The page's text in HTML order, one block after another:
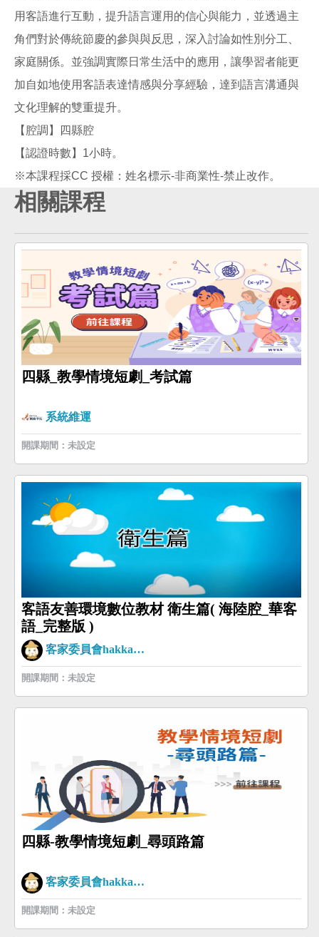
用客語進行互動，提升語言運用的信心與能力，並透過主
角們對於傳統節慶的參與與反思，深入討論如性別分工、
家庭關係。並強調實際日常生活中的應用，讓學習者能更
加自如地使用客語表達情感與分享經驗，達到語言溝通與
文化理解的雙重提升。
【腔調】四縣腔
【認證時數】1小時。
相關課程
四縣_教學情境短劇_考試篇
系統維運
開課期間：未設定
客語友善環境數位教材 衛生篇( 海陸腔_華客
語_完整版 )
客家委員會hakkaman
開課期間：未設定
四縣-教學情境短劇_尋頭路篇
客家委員會hakkaman
開課期間：未設定